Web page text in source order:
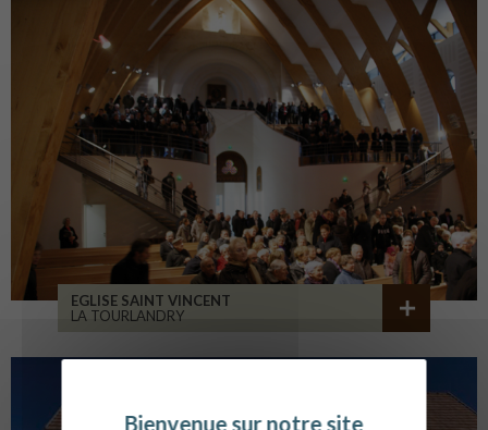
EGLISE SAINT VINCENT
LA TOURLANDRY